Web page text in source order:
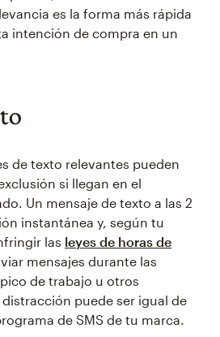
es la forma más rápida
intención de compra en un
de texto relevantes pueden
si llegan en el
Un mensaje de texto a las 2
instantánea y, según tu
las leyes de horas de
mensajes durante las
de trabajo u otros
puede ser igual de
de SMS de tu marca.